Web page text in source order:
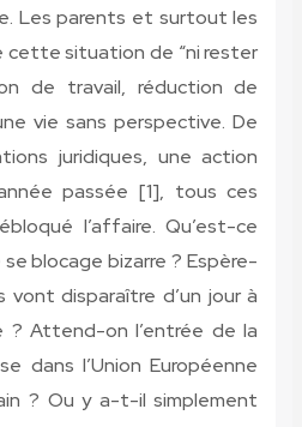
Les parents et surtout les
situation de “ni rester
de travail, réduction de
vie sans perspective. De
juridiques, une action
passée [1], tous ces
l’affaire. Qu’est-ce
blocage bizarre ? Espère-
disparaître d’un jour à
? Attend-on l’entrée de la
dans l’Union Européenne
? Ou y a-t-il simplement